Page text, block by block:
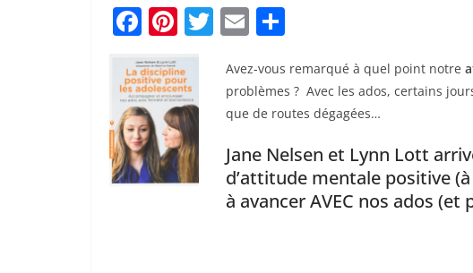
F
a
c
e
b
o
o
Pi
nt
er
e
st
T
itt
er
E
ai
l
ta
g
Avez-vous remarqué à quel point notre
problèmes ? Avec les ados, certains
que de routes dégagées…
Jane Nelsen et Lynn Lott
d’attitude mentale positive
à avancer AVEC nos ados (et